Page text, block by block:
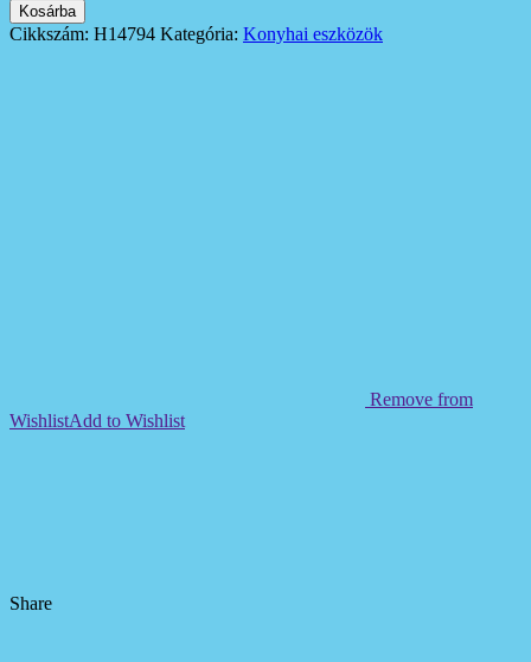
Kosárba
Cikkszám: H14794 Kategória: Konyhai eszközök
Remove from
WishlistAdd to Wishlist
Share